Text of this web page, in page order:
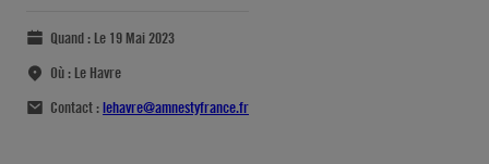
Quand : Le 19 Mai 2023
Où : Le Havre
Contact :lehavre@amnestyfrance.fr